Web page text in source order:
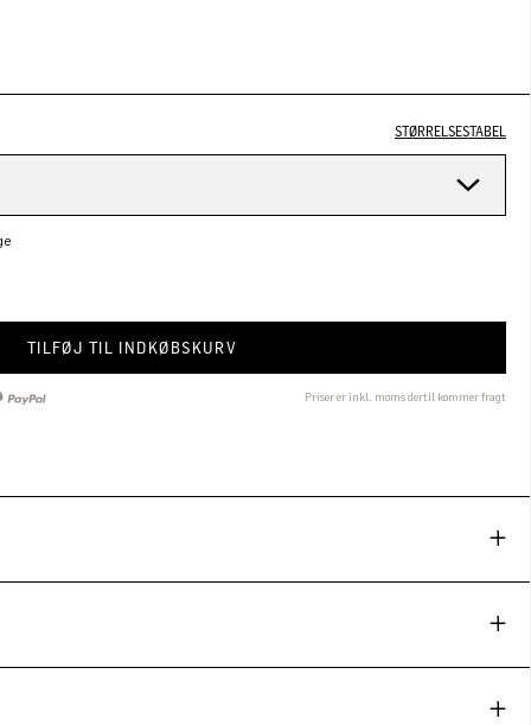
STØRRELSESTABEL
TILFØJ TIL INDKØBSKURV
Priser er inkl. moms dertil kommer fragt